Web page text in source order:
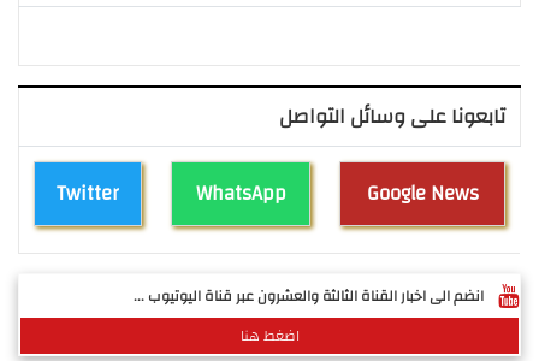
تابعونا على وسائل التواصل
Twitter WhatsApp Google News
انضم الى اخبار القناة الثالثة والعشرون عبر قناة اليوتيوب ...
اضغط هنا